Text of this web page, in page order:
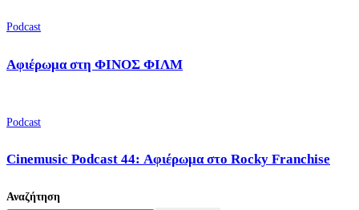
Podcast
Αφιέρωμα στη ΦΙΝΟΣ ΦΙΛΜ
Podcast
Cinemusic Podcast 44: Αφιέρωμα στο Rocky Franchise
Αναζήτηση